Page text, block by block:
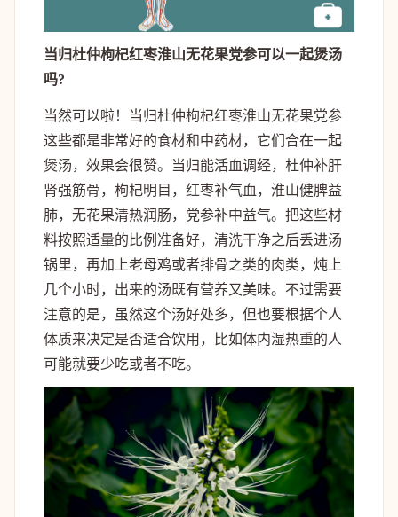
当归杜仲枸杞红枣淮山无花果党参可以一起煲汤
吗?
当然可以啦！当归杜仲枸杞红枣淮山无花果党参
这些都是非常好的食材和中药材，它们合在一起
煲汤，效果会很赞。当归能活血调经，杜仲补肝
肾强筋骨，枸杞明目，红枣补气血，淮山健脾益
肺，无花果清热润肠，党参补中益气。把这些材
料按照适量的比例准备好，清洗干净之后丢进汤
锅里，再加上老母鸡或者排骨之类的肉类，炖上
几个小时，出来的汤既有营养又美味。不过需要
注意的是，虽然这个汤好处多，但也要根据个人
体质来决定是否适合饮用，比如体内湿热重的人
可能就要少吃或者不吃。